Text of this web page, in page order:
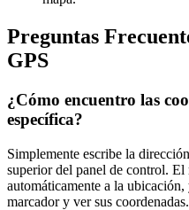
Preguntas
GPS
¿Cómo encuentro las
específica?
Simplemente escribe la
superior del panel de control. El
automáticamente a la
marcador y ver sus coordenadas.